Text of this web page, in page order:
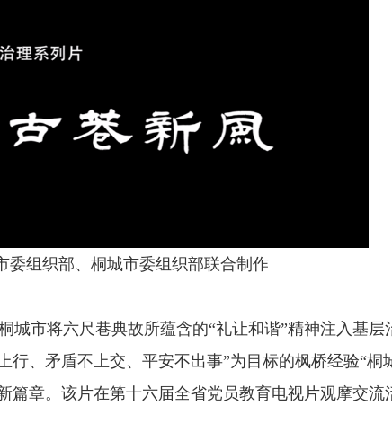
组织部、桐城市委组织部联合制作
市将六尺巷典故所蕴含的“礼让和谐”精神注入基层
行、矛盾不上交、平安不出事”为目标的枫桥经验“
章。该片在第十六届全省党员教育电视片观摩交流